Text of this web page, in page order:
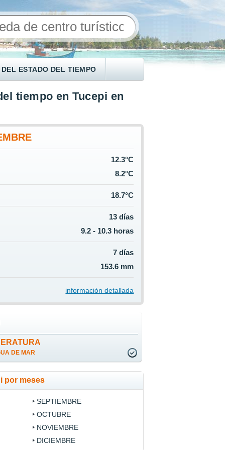
ESTADO DEL TIEMPO
tiempo en Tucepi en
12.3°C
8.2°C
18.7°C
13 días
9.2 - 10.3 horas
7 días
153.6 mm
información detallada
DE MAR
por meses
SEPTIEMBRE
OCTUBRE
NOVIEMBRE
DICIEMBRE